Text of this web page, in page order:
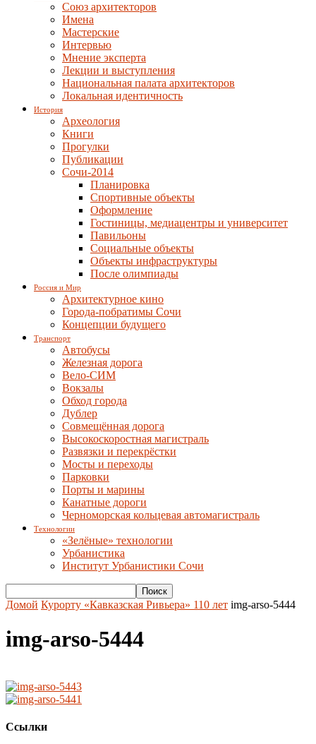
Союз архитекторов
Имена
Мастерские
Интервью
Мнение эксперта
Лекции и выступления
Национальная палата архитекторов
Локальная идентичность
История
Археология
Книги
Прогулки
Публикации
Сочи-2014
Планировка
Спортивные объекты
Оформление
Гостиницы, медиацентры и университет
Павильоны
Социальные объекты
Объекты инфраструктуры
После олимпиады
Россия и Мир
Архитектурное кино
Города-побратимы Сочи
Концепции будущего
Транспорт
Автобусы
Железная дорога
Вело-СИМ
Вокзалы
Обход города
Дублер
Совмещённая дорога
Высокоскоростная магистраль
Развязки и перекрёстки
Мосты и переходы
Парковки
Порты и марины
Канатные дороги
Черноморская кольцевая автомагистраль
Технологии
«Зелёные» технологии
Урбанистика
Институт Урбанистики Сочи
Домой Курорту «Кавказская Ривьера» 110 лет img-arso-5444
img-arso-5444
Ссылки